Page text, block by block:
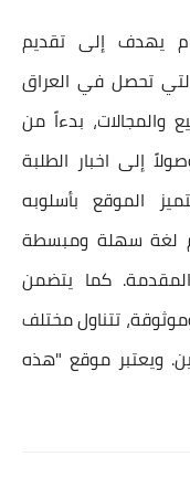
يهدف إلى تقديم
تحصل في العراق
والمجالات، بدءاً من
إلى اخبار الطلبة
الموقع بأسلوبه
لغة سهلة ومبسطة
كما يتضمن
تتناول مختلف
ويعتبر موقع "هذه